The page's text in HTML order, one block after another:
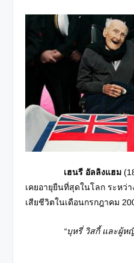
เฮนรี อัลลิงแฮม
เคยอายุยืนที่สุดในโลก ระหว่
เสียชีวิตในเดือนกรกฎาคม
“บุหรี่ วิสกี้ และผู้ห